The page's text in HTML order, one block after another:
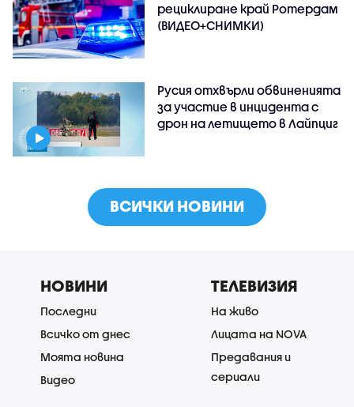
рециклиране край Ротердам
(ВИДЕО+СНИМКИ)
Русия отхвърли обвиненията
за участие в инцидента с
дрон на летището в Лайпциг
ВСИЧКИ НОВИНИ
НОВИНИ
Последни
Всичко от днес
Моята новина
Видео
ТЕЛЕВИЗИЯ
На живо
Лицата на NOVA
Предавания и
сериали